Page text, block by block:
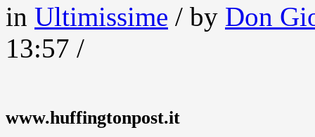
in Ultimissime / by Don
13:57 /
www.huffingtonpost.it